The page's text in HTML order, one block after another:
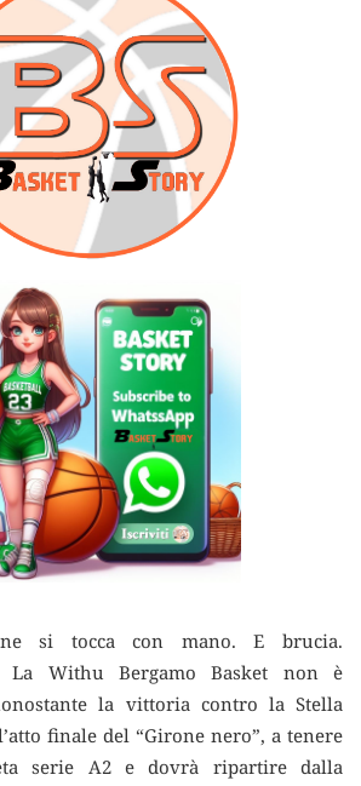
si tocca con mano.E brucia.
La Withu Bergamo Basket non è
la vittoria contro la Stella
finale del “Girone nero”, a tenere
serie A2 e dovrà ripartire dalla